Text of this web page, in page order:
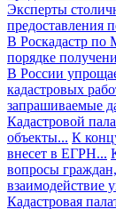
Эксперты
предоставления
В Роскадастр по
порядке
В России
кадастровых
запрашиваемые
Кадастровой
объекты... К
внесет в ЕГРН...
вопросы
взаимодействие
Кадастровая